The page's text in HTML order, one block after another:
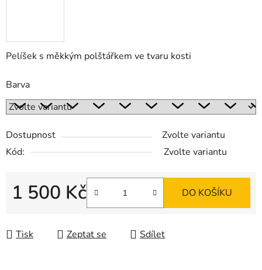
Pelíšek s měkkým polštářkem ve tvaru kosti
Barva
Dostupnost
Zvolte variantu
Kód:
Zvolte variantu
1 500 Kč DO KOŠÍKU
Tisk Zeptat se Sdílet